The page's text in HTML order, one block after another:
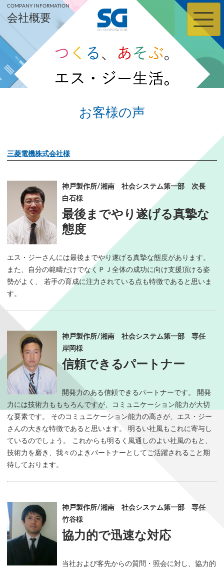
COMPANY INFORMATION
会社概要
お客様の声
三菱電機株式会社様
神戸製作所/湘南 社会システム第一部 次長
白石様
最後までやり遂げる真摯な
態度
エス・ジーさんには最後までやり遂げる真摯な態度があります。
また、自分の範疇だけでなくＰＪ全体の成功に向け支援頂ける姿
勢がよく、 若手の育成に注力されている点も特徴であると思いま
す。
神戸製作所/湘南 社会システム第一部 専任
岸岡様
信頼できるパートナー
開発力のある信頼できるパートナーです。 開発
力には技術力ももちろんですが、コミュニケーション能力が大切
な要素です。 そのコミュニケーション能力の高さが、エス・ジー
さんの大きな特徴であると思います。 明るい社風もこれに寄与し
ているのでしょう。 これからも明るく風通しのよい社風のもと、
技術力を磨き、我々のよきパートナーとしてご活躍されること期
待しております。
神戸製作所/湘南 社会システム第一部 専任
竹谷様
協力的で迅速な対応
当社および客先からの質問・照会に対し、協力的